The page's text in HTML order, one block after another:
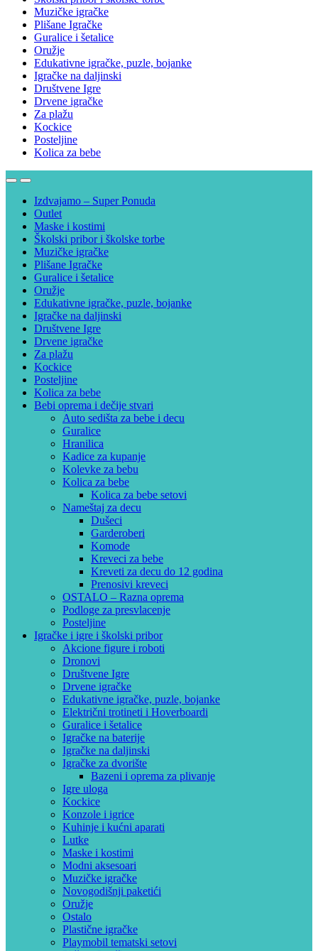
Muzičke igračke
Plišane Igračke
Guralice i šetalice
Oružje
Edukativne igračke, puzle, bojanke
Igračke na daljinski
Društvene Igre
Drvene igračke
Za plažu
Kockice
Posteljine
Kolica za bebe
Izdvajamo – Super Ponuda
Outlet
Maske i kostimi
Školski pribor i školske torbe
Muzičke igračke
Plišane Igračke
Guralice i šetalice
Oružje
Edukativne igračke, puzle, bojanke
Igračke na daljinski
Društvene Igre
Drvene igračke
Za plažu
Kockice
Posteljine
Kolica za bebe
Bebi oprema i dečije stvari
Auto sedišta za bebe i decu
Guralice
Hranilica
Kadice za kupanje
Kolevke za bebu
Kolica za bebe
Kolica za bebe setovi
Nameštaj za decu
Dušeci
Garderoberi
Komode
Kreveci za bebe
Kreveti za decu do 12 godina
Prenosivi kreveci
OSTALO – Razna oprema
Podloge za presvlacenje
Posteljine
Igračke i igre i školski pribor
Akcione figure i roboti
Dronovi
Društvene Igre
Drvene igračke
Edukativne igračke, puzle, bojanke
Električni trotineti i Hoverboardi
Guralice i šetalice
Igračke na baterije
Igračke na daljinski
‎Igračke za dvorište
Bazeni i oprema za plivanje
Igre uloga
Kockice
Konzole i igrice
Kuhinje i kućni aparati
Lutke
Maske i kostimi
Modni aksesoari
Muzičke igračke
Novogodišnji paketići
Oružje
Ostalo
Plastične igračke
Playmobil tematski setovi